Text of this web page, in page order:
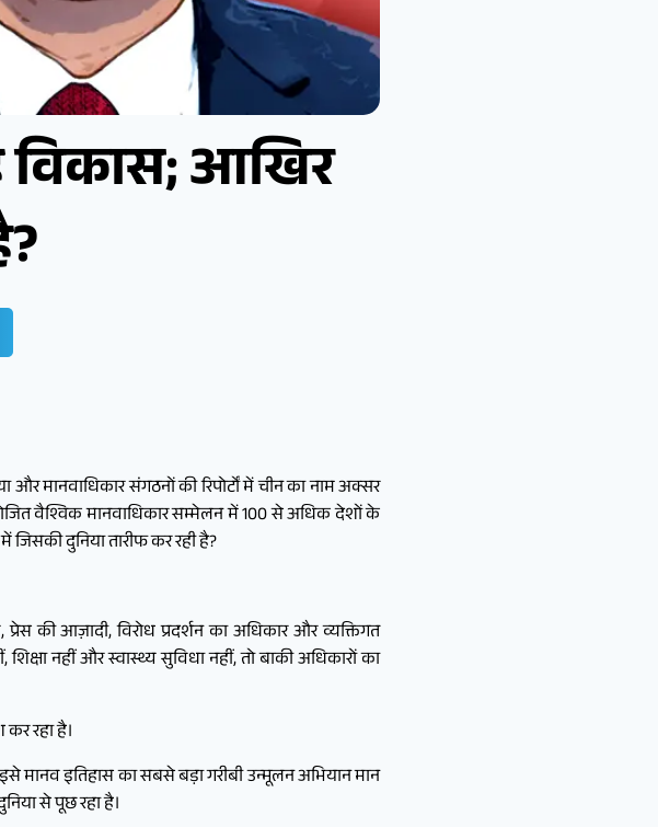
विकास; आखिर
मानवाधिकार संगठनों की रिपोर्टों में चीन का नाम अक्सर
वैश्विक मानवाधिकार सम्मेलन में 100 से अधिक देशों के
दुनिया तारीफ कर रही है?
की आज़ादी, विरोध प्रदर्शन का अधिकार और व्यक्तिगत
नहीं और स्वास्थ्य सुविधा नहीं, तो बाकी अधिकारों का
रहा है।
मानव इतिहास का सबसे बड़ा गरीबी उन्मूलन अभियान मान
से पूछ रहा है।